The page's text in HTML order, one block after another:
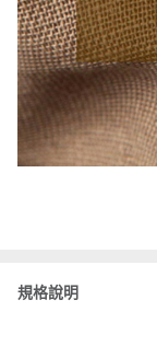
規格說明